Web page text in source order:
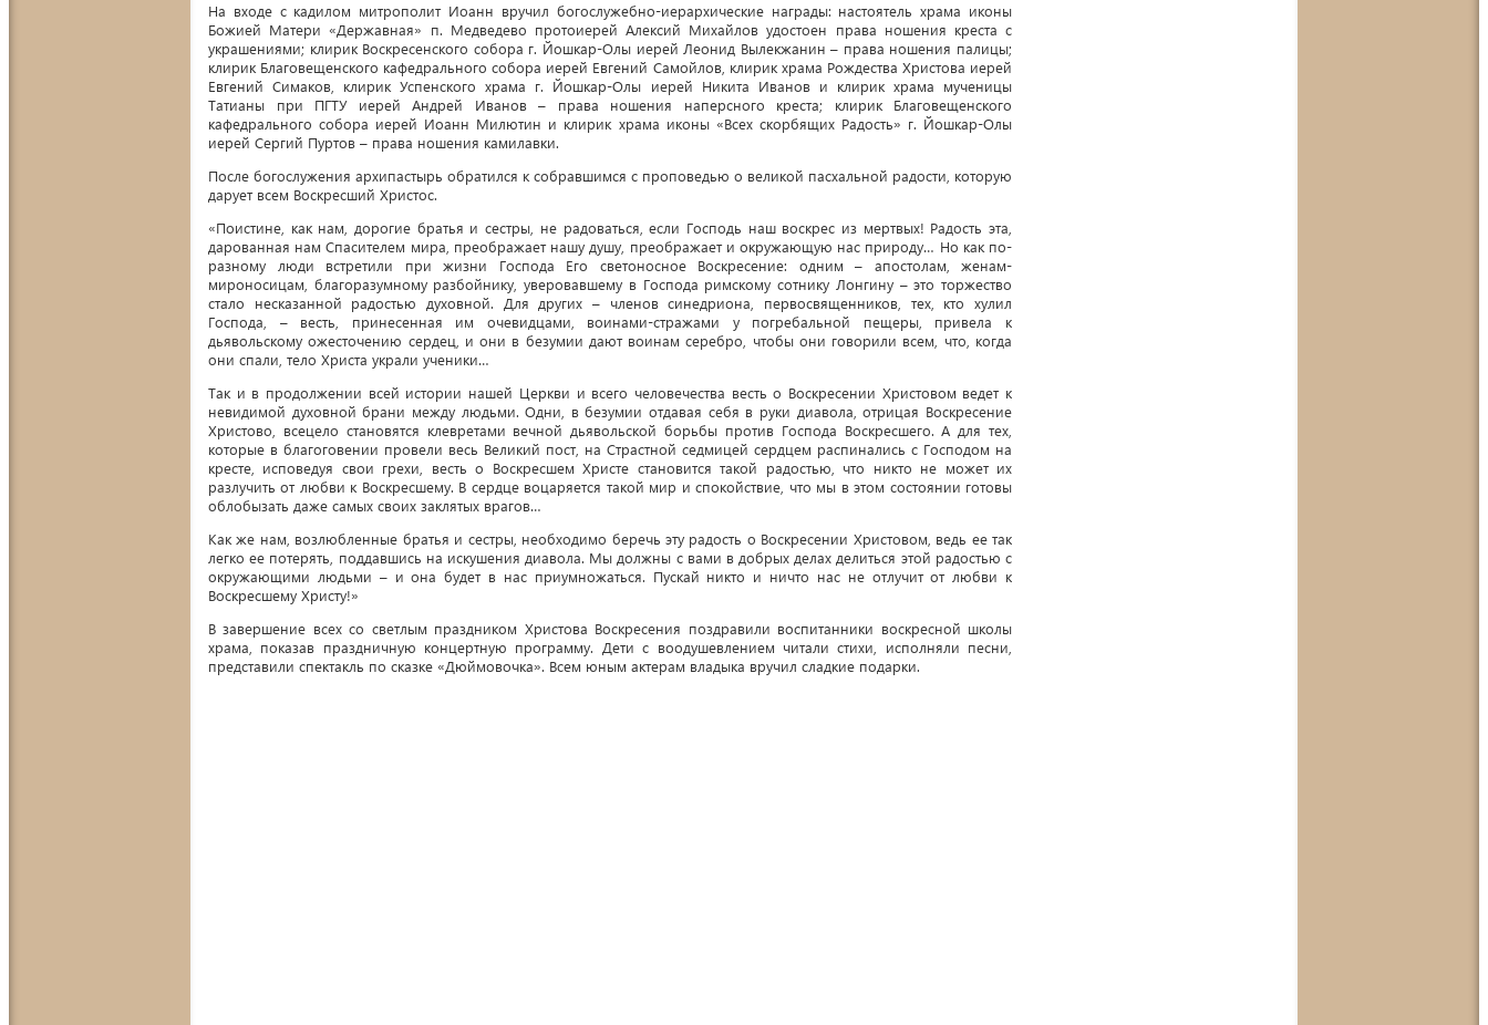
На входе с кадилом митрополит Иоанн вручил богослужебно-иерархические награды: настоятель храма иконы
Божией Матери «Державная» п. Медведево протоиерей Алексий Михайлов удостоен права ношения креста с
украшениями; клирик Воскресенского собора г. Йошкар-Олы иерей Леонид Вылекжанин – права ношения палицы;
клирик Благовещенского кафедрального собора иерей Евгений Самойлов, клирик храма Рождества Христова иерей
Евгений Симаков, клирик Успенского храма г. Йошкар-Олы иерей Никита Иванов и клирик храма мученицы
Татианы при ПГТУ иерей Андрей Иванов – права ношения наперсного креста; клирик Благовещенского
кафедрального собора иерей Иоанн Милютин и клирик храма иконы «Всех скорбящих Радость» г. Йошкар-Олы
иерей Сергий Пуртов – права ношения камилавки.
После богослужения архипастырь обратился к собравшимся с проповедью о великой пасхальной радости, которую
дарует всем Воскресший Христос.
«Поистине, как нам, дорогие братья и сестры, не радоваться, если Господь наш воскрес из мертвых! Радость эта,
дарованная нам Спасителем мира, преображает нашу душу, преображает и окружающую нас природу… Но как по-
разному люди встретили при жизни Господа Его светоносное Воскресение: одним – апостолам, женам-
мироносицам, благоразумному разбойнику, уверовавшему в Господа римскому сотнику Лонгину – это торжество
стало несказанной радостью духовной. Для других – членов синедриона, первосвященников, тех, кто хулил
Господа, – весть, принесенная им очевидцами, воинами-стражами у погребальной пещеры, привела к
дьявольскому ожесточению сердец, и они в безумии дают воинам серебро, чтобы они говорили всем, что, когда
они спали, тело Христа украли ученики…
Так и в продолжении всей истории нашей Церкви и всего человечества весть о Воскресении Христовом ведет к
невидимой духовной брани между людьми. Одни, в безумии отдавая себя в руки диавола, отрицая Воскресение
Христово, всецело становятся клевретами вечной дьявольской борьбы против Господа Воскресшего. А для тех,
которые в благоговении провели весь Великий пост, на Страстной седмицей сердцем распинались с Господом на
кресте, исповедуя свои грехи, весть о Воскресшем Христе становится такой радостью, что никто не может их
разлучить от любви к Воскресшему. В сердце воцаряется такой мир и спокойствие, что мы в этом состоянии готовы
облобызать даже самых своих заклятых врагов…
Как же нам, возлюбленные братья и сестры, необходимо беречь эту радость о Воскресении Христовом, ведь ее так
легко ее потерять, поддавшись на искушения диавола. Мы должны с вами в добрых делах делиться этой радостью с
окружающими людьми – и она будет в нас приумножаться. Пускай никто и ничто нас не отлучит от любви к
Воскресшему Христу!»
В завершение всех со светлым праздником Христова Воскресения поздравили воспитанники воскресной школы
храма, показав праздничную концертную программу. Дети с воодушевлением читали стихи, исполняли песни,
представили спектакль по сказке «Дюймовочка». Всем юным актерам владыка вручил сладкие подарки.